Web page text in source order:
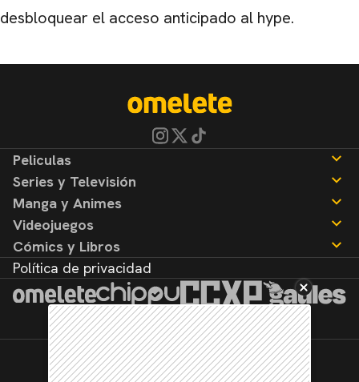
desbloquear el acceso anticipado al hype.
Peliculas
Noticias
Reseñas
Series y Televisión
Noticias
Reseñas
Manga y Animes
Noticias
Reseñas
Videojuegos
Noticias
Reseñas
Cómics y Libros
Noticias
Reseñas
Política de privacidad
©2026. Todos los derechos reservados.